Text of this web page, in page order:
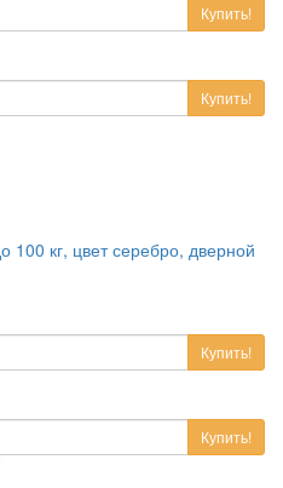
Купить!
Купить!
100 кг, цвет серебро, дверной
Купить!
Купить!